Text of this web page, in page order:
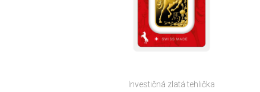
Investičná zlatá tehlička